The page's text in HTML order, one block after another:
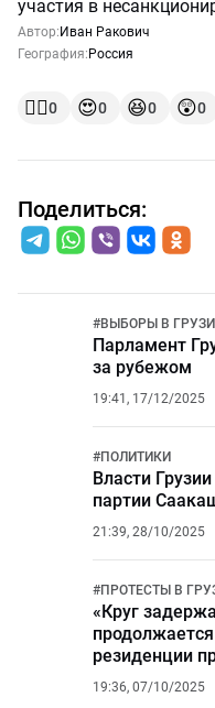
участия в
Автор: Иван Ракович
География: Россия
👍🏻0 😍0 😆0 😲0
Поделиться:
#ВЫБОРЫ В
Парламент
за рубежом
19:41, 17/12/2025
#ПОЛИТИКИ
Власти
партии
21:39, 28/10/2025
#ПРОТЕСТЫ В
«Круг
резиденции
19:36, 07/10/2025